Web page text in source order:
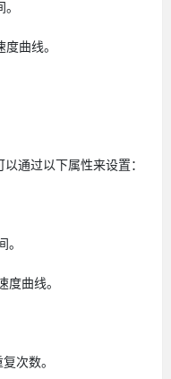
曲线。
通过以下属性来设置：
。
度曲线。
次数。